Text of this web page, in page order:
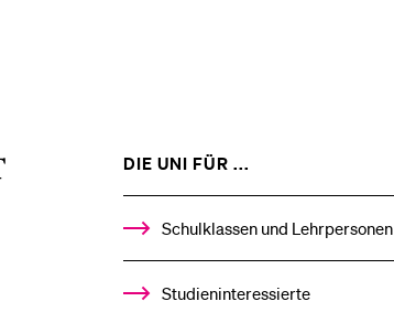
DIE UNI FÜR ...
%1$S
UNTERMENÜ
Schulklassen und Lehrpersonen
Studieninteressierte